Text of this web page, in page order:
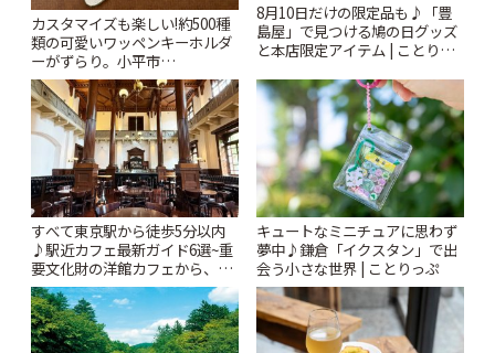
カスタマイズも楽しい!約500種
類の可愛いワッペンキーホルダ
ーがずらり。小平市
「Kimamaya T&K」 | ことりっ
ぷ
8月10日だけの限定品も♪「豊
島屋」で見つける鳩の日グッズ
と本店限定アイテム | ことりっ
すべて東京駅から徒歩5分以内
♪駅近カフェ最新ガイド6選~重
要文化財の洋館カフェから、改
札すぐのレトロ喫茶まで~ | こと
りっぷ
キュートなミニチュアに思わず
夢中♪鎌倉「イクスタン」で出
会う小さな世界 | ことりっぷ